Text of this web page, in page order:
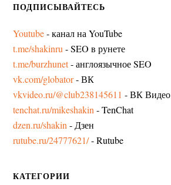
ПОДПИСЫВАЙТЕСЬ
Youtube- канал на YouTube
t.me/shakinru - SEO в рунете
t.me/burzhunet- англоязычное SEO
vk.com/globator- ВК
vkvideo.ru/@club238145611 - ВК Видео
tenchat.ru/mikeshakin - TenChat
dzen.ru/shakin - Дзен
rutube.ru/24777621/- Rutube
КАТЕГОРИИ